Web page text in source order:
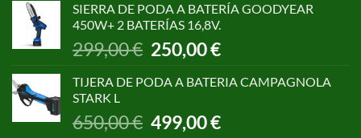
era:
1.055,00 €.
es:
SIERRA DE PODA A BATERÍA GOODYEAR
450W+ 2 BATERÍAS 16,8V.
299,00€ El
precio
original
299,00 €.
250,00€El
actual
250,00 €.
TIJERA DE PODA A BATERIA CAMPAGNOLA
STARK L
650,00€
El
precio
499,00€El